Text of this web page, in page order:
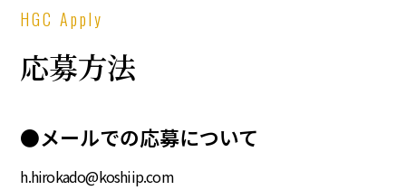
HGC Apply
応募方法
●メールでの応募について
h.hirokado@koshiip.com